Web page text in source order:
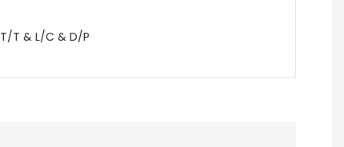
T/T & L/C & D/P